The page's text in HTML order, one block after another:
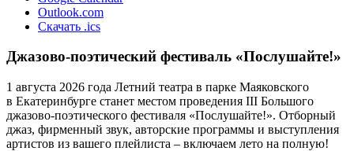
Outlook.com
Скачать .ics
Джазово-поэтический фестиваль «Послушайте!»
1 августа 2026 года Летний театра в парке Маяковского
в Екатеринбурге станет местом проведения III Большого
джазово-поэтического фестиваля «Послушайте!». Отборный
джаз, фирменный звук, авторские программы и выступления
артистов из вашего плейлиста – включаем лето на полную!